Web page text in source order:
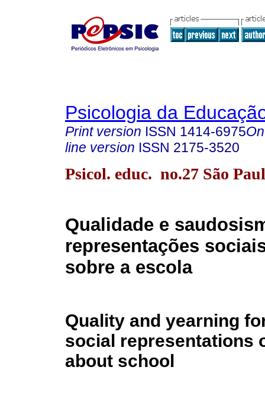
Psicologia da
Print version ISSN 1414-6975
line version ISSN 2175-3520
Psicol. educ. no.27 São
Qualidade e
representações
sobre a escola
Quality and yearning
social representations
about school